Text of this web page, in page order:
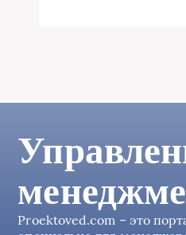
Proektoved.com – это